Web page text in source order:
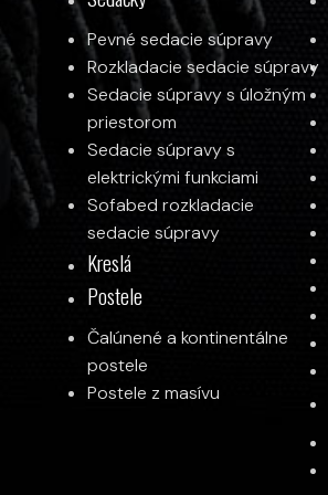
Pevné sedacie súpravy
Rozkladacie sedacie súpravy
Sedacie súpravy s úložným
priestorom
Sedacie súpravy s
elektrickými funkciami
Sofabed rozkladacie
sedacie súpravy
Kreslá
Postele
Čalúnené a kontinentálne
postele
Postele z masívu